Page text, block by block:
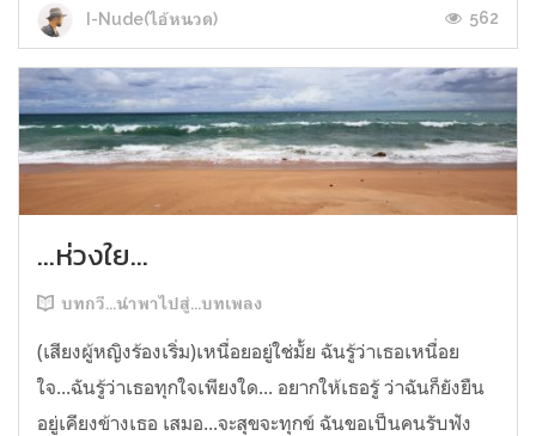
I-Nude(ไอ้หนวด) 562
...ห่วงใย...
บทกวี...นำพาไปสู่...บทเพลง
(เสียงผู้หญิงร้องเริ่ม)เหนื่อยอยู่ใช่มั้ย ฉันรู้ว่าเธอเหนื่อย
ใจ...ฉันรู้ว่าเธอทุกใจเพียงใด... อยากให้เธอรู้ ว่าฉันก็ยังยืน
อยู่เคียงข้างเธอ เสมอ...จะสุขจะทุกข์ ฉันขอเป็นคนรับฟัง